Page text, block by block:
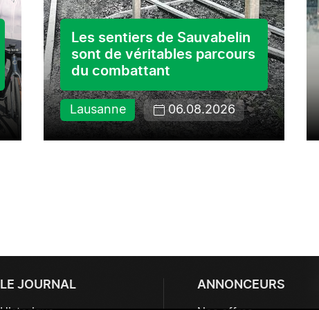
Les sentiers de Sauvabelin
sont de véritables parcours
du combattant
Lausanne 06.08.2026
LE JOURNAL ANNONCEURS